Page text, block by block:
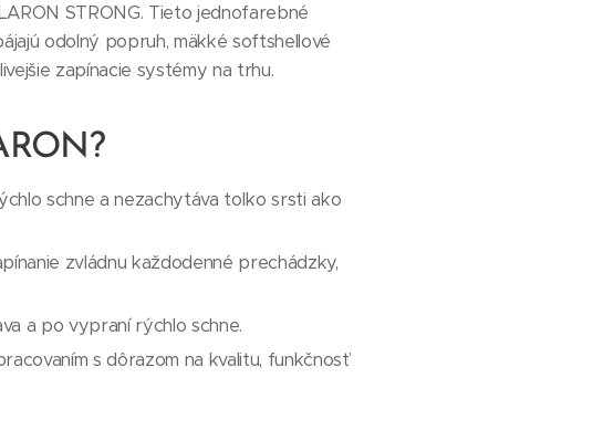
STRONG. Tieto jednofarebné
odolný popruh, mäkké softshellové
zapínacie systémy na trhu.
schne a nezachytáva toľko srsti ako
zvládnu každodenné prechádzky,
a po vypraní rýchlo schne.
s dôrazom na kvalitu, funkčnosť